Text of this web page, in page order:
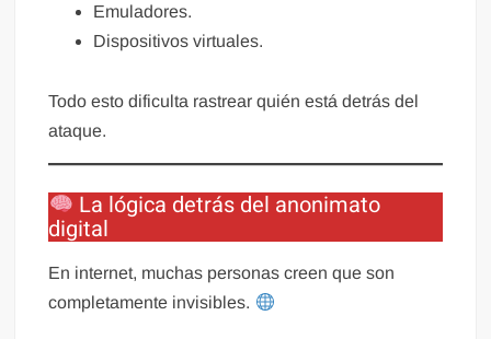
Emuladores.
Dispositivos virtuales.
Todo esto dificulta rastrear quién está detrás del
ataque.
La lógica detrás del anonimato
digital
En internet, muchas personas creen que son
completamente invisibles.